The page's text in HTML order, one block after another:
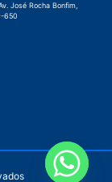
José Rocha Bonfim,
650